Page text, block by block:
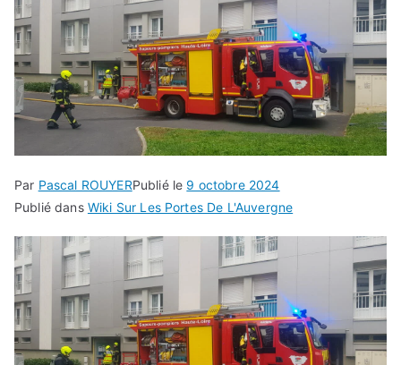
Par Pascal ROUYERPublié le 9 octobre 2024
Publié dans Wiki Sur Les Portes De L'Auvergne